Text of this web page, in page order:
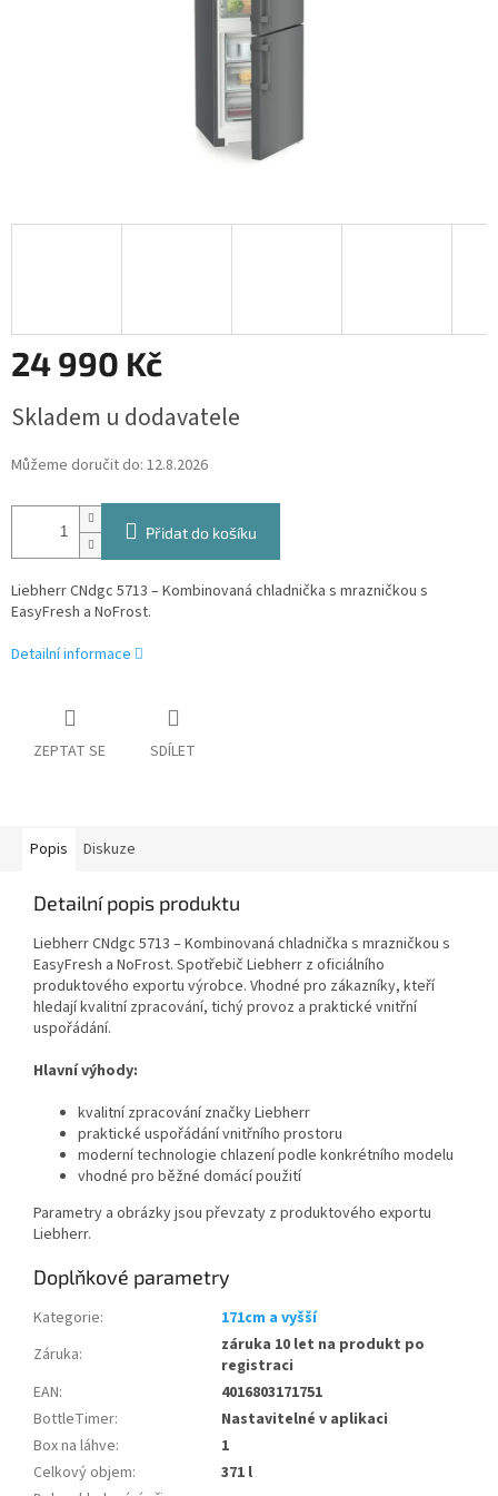
24 990 Kč
cena:
Skladem u dodavatele
Můžeme doručit do: 12.8.2026
Přidat do košíku
Liebherr CNdgc 5713 – Kombinovaná chladnička s mrazničkou s
EasyFresh a NoFrost.
Detailní informace
ZEPTAT SE SDÍLET
Popis Diskuze
Detailní popis produktu
Liebherr CNdgc 5713 – Kombinovaná chladnička s mrazničkou s
EasyFresh a NoFrost. Spotřebič Liebherr z oficiálního
produktového exportu výrobce. Vhodné pro zákazníky, kteří
hledají kvalitní zpracování, tichý provoz a praktické vnitřní
uspořádání.
Hlavní výhody:
kvalitní zpracování značky Liebherr
praktické uspořádání vnitřního prostoru
moderní technologie chlazení podle konkrétního modelu
vhodné pro běžné domácí použití
Parametry a obrázky jsou převzaty z produktového exportu
Liebherr.
Doplňkové parametry
Kategorie:
171cm a vyšší
Záruka:
záruka 10 let na produkt po
registraci
EAN:
4016803171751
BottleTimer:
Nastavitelné v aplikaci
Box na láhve:
1
Celkový objem:
371 l